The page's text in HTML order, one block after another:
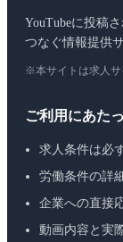
YouTubeに投稿
つなぐ情報提供
※本サイトは求人サ
ご利用にあた
求人条件は必
労働条件の詳
企業への直接
動画内容と実